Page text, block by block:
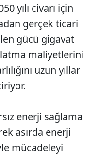
yılı civarı için
gerçek ticari
gücü gigavat
maliyetlerini
uzun yıllar
enerji sağlama
asırda enerji
mücadeleyi